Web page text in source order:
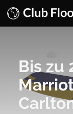
Bis zu